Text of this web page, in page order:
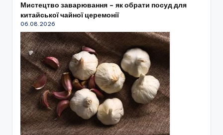
Мистецтво заварювання – як обрати посуд для
китайської чайної церемонії
06.08.2026